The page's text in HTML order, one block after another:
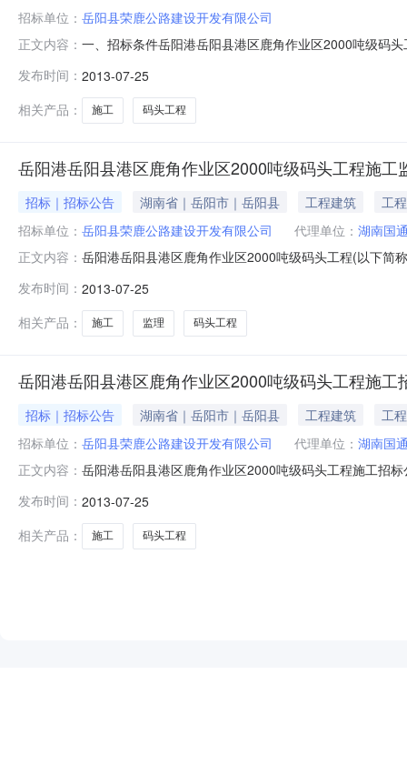
招标单位： 岳阳县荣鹿公路建设开发有限公司
正文内容： 一、招标条件岳阳港岳阳县港区鹿角作业区2000吨级码
1、项目概况:本项目位于湖南省岳阳县鹿角镇湘江右岸,
发布时间： 2013-07-25
相关产品：
施工 码头工程
岳阳港岳阳县港区鹿角作业区2000吨级码头工程施工
招标｜招标公告 湖南省｜岳阳市｜岳阳县 工程建筑
工程
招标单位： 岳阳县荣鹿公路建设开发有限公司 代理单位： 湖南国
正文内容： 岳阳港岳阳县港区鹿角作业区2000吨级码头工程(以下简
有限公司。诚邀具备相应资格条件的监理单位参与本项
泊
发布时间： 2013-07-25
相关产品：
施工 监理 码头工程
岳阳港岳阳县港区鹿角作业区2000吨级码头工程施工
招标｜招标公告 湖南省｜岳阳市｜岳阳县 工程建筑
工程
招标单位： 岳阳县荣鹿公路建设开发有限公司 代理单位： 湖南国
正文内容： 岳阳港岳阳县港区鹿角作业区2000吨级码头工程施工招
码头工程已由湖南省发展和改革委员会以（湘发改基
发布时间： 2013-07-25
相关产品：
施工 码头工程